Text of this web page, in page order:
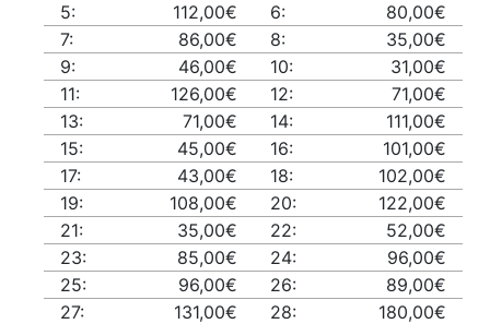
5:
112,00€ 6:
80,00€
7:
86,00€ 8:
35,00€
9:
46,00€ 10:
31,00€
11:
126,00€ 12:
71,00€
13:
71,00€ 14:
111,00€
15:
45,00€ 16:
101,00€
17:
43,00€ 18:
102,00€
19:
108,00€ 20:
122,00€
21:
35,00€ 22:
52,00€
23:
85,00€ 24:
96,00€
25:
96,00€ 26:
89,00€
27:
131,00€ 28:
180,00€